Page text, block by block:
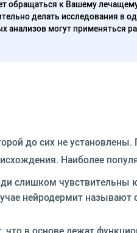
обращаться к Вашему
делать исследования в
могут применяться
до сих не
Наиболее
слишком
нейродермит называют